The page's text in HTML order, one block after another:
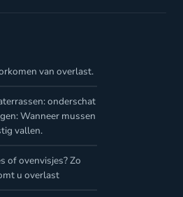
van overlast.
onderschat
Wanneer mussen
vallen.
of ovenvisjes? Zo
u overlast